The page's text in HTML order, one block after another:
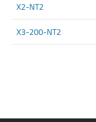
X2-NT2
X3-200-NT2